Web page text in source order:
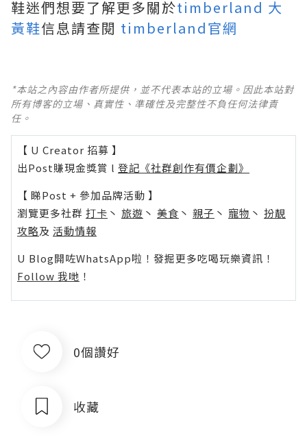
鞋迷們想要了解更多關於timberland 大
黃鞋信息請查閱 timberland官網
*本站之內容由作者所提供，並不代表本站的立場。因此本站對
所有博客的立場、真實性、準確性及完整性不負任何法律責
任。
【 U Creator 招募 】
出Post賺現金獎賞 l 登記《社群創作有價企劃》
【 睇Post + 參加品牌活動 】
瀏覽更多社群 打卡 丶 旅遊 丶 美食 丶 親子 丶 寵物 丶 扮靚
攻略及 活動情報
U Blog開咗WhatsApp啦！發掘更多吃喝玩樂資訊！
Follow 我哋 ！
0個讚好
收藏